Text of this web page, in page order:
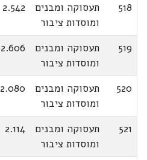
518
תעסוקה ומבנים
ומוסדות ציבור
2.542
519
תעסוקה ומבנים
ומוסדות ציבור
2.606
520
תעסוקה ומבנים
ומוסדות ציבור
2.080
521
תעסוקה ומבנים
ומוסדות ציבור
2.114